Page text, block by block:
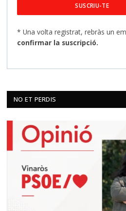
* Una volta registrat, rebràs un
confirmar la suscripció.
NO ET PERDIS